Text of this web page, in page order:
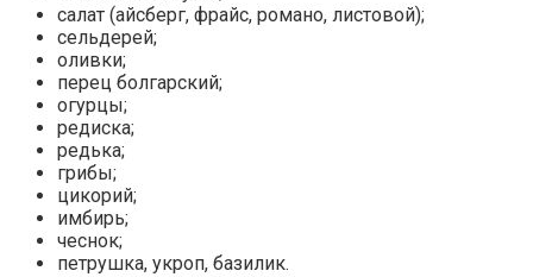
салат (айсберг, фрайс, романо, листовой);
сельдерей;
оливки;
перец болгарский;
огурцы;
редиска;
редька;
грибы;
цикорий;
имбирь;
чеснок;
петрушка, укроп, базилик.